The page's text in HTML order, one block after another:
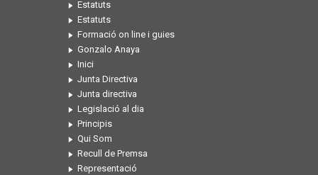
Estatuts
Estatuts
Formació on line i guies
Gonzalo Anaya
Inici
Junta Directiva
Junta directiva
Legislació al dia
Principis
Qui Som
Recull de Premsa
Representació